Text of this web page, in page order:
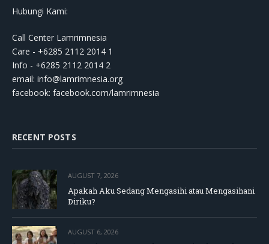
Hubungi Kami:
Call Center Lamrimnesia
Care - +6285 2112 2014 1
Info - +6285 2112 2014 2
email: info@lamrimnesia.org
facebook: facebook.com/lamrimnesia
RECENT POSTS
AUGUST 7, 2026
Apakah Aku Sedang Mengasihi atau Mengasihani
Diriku?
AUGUST 6, 2026